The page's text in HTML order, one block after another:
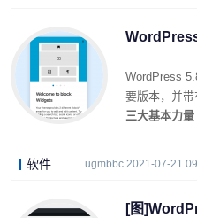
WordPress
要版本，并带
三大基本力量
软件 ugmbbc 2021-07-21
[图